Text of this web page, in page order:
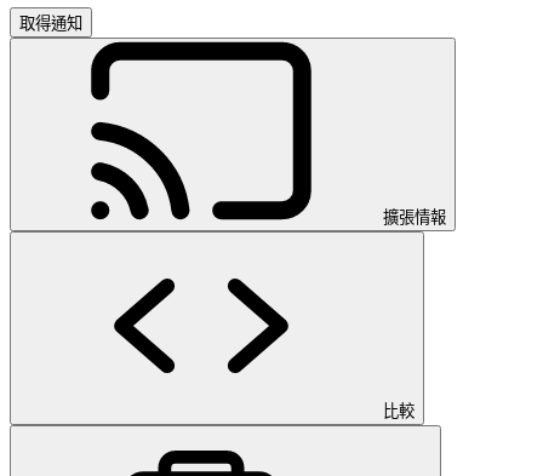
取得通知
擴張情報
比較